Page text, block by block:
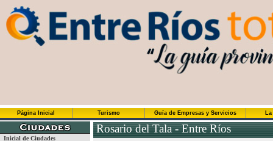
Página Inicial Turismo Guía de Empresas y Servicios
Inicial de Ciudades
Rosario del Tala - Entre Ríos